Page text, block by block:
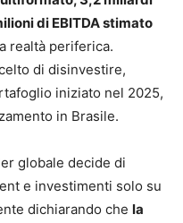
di EBITDA stimato
realtà periferica.
di disinvestire,
iniziato nel 2025,
in Brasile.
globale decide di
e investimenti solo su
dichiarando che la